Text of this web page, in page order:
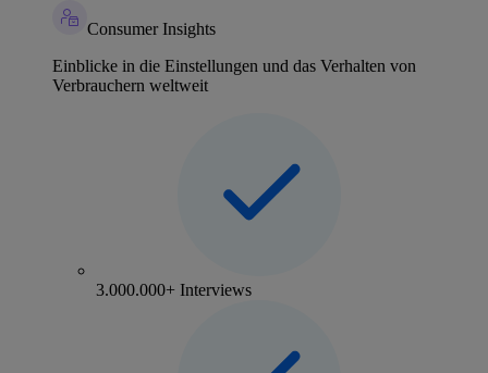
Consumer Insights
Einblicke in die Einstellungen und das Verhalten von
Verbrauchern weltweit
3.000.000+ Interviews